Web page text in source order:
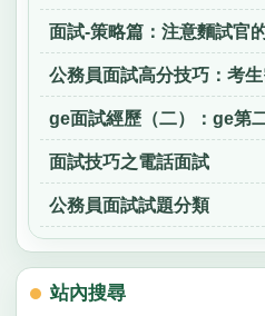
面試-策略篇：注意麵試官
公務員面試高分技巧：考
ge面試經歷（二）：ge第
面試技巧之電話面試
公務員面試試題分類
站內搜尋